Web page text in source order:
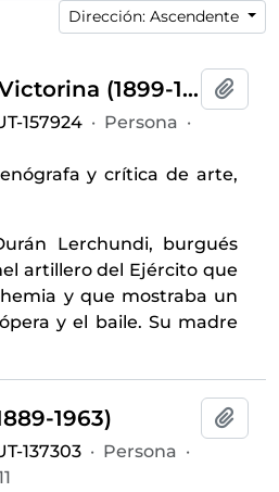
Dirección: Ascendente
Durán Cebrián, Victorina (1899-1994)
157924 · Persona ·
y crítica de arte,
Lerchundi, burgués
artillero del Ejército que
y que mostraba un
y el baile. Su madre
1963)
137303 · Persona ·